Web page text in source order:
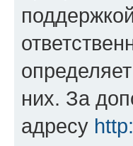
них. За
адресу